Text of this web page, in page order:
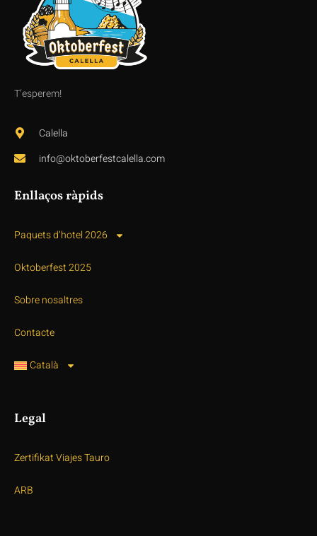
T’esperem!
Calella
info@oktoberfestcalella.com
Enllaços ràpids
Paquets d’hotel 2026
Oktoberfest 2025
Sobre nosaltres
Contacte
Català
Legal
Zertifikat Viajes Tauro
ARB